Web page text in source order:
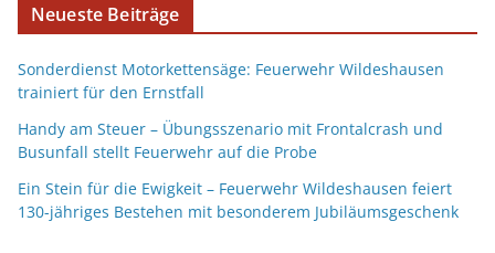
Neueste Beiträge
Sonderdienst Motorkettensäge: Feuerwehr Wildeshausen
trainiert für den Ernstfall
Handy am Steuer – Übungsszenario mit Frontalcrash und
Busunfall stellt Feuerwehr auf die Probe
Ein Stein für die Ewigkeit – Feuerwehr Wildeshausen feiert
130-jähriges Bestehen mit besonderem Jubiläumsgeschenk